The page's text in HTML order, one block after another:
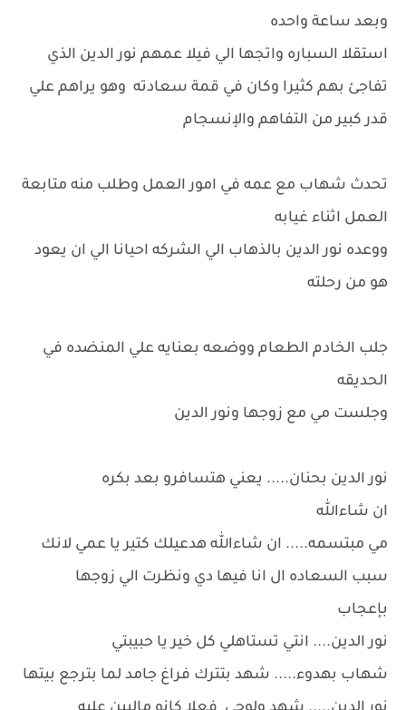
وبعد ساعة واحده
استقلا السباره واتجها الي فيلا عمهم نور الدين الذي
تفاجئ بهم كثيرا وكان في قمة سعادته وهو يراهم علي
قدر كبير من التفاهم والإنسجام
تحدث شهاب مع عمه في امور العمل وطلب منه متابعة
العمل اثناء غيابه
ووعده نور الدين بالذهاب الي الشركه احيانا الي ان يعود
هو من رحلته
جلب الخادم الطعام ووضعه بعنايه علي المنضده في
الحديقه
وجلست مي مع زوجها ونور الدين
نور الدين بحنان..... يعني هتسافرو بعد بكره
ان شاءالله
مي مبتسمه..... ان شاءالله هدعيلك كتير يا عمي لانك
سبب السعاده ال انا فيها دي ونظرت الي زوجها
بإعجاب
نور الدين.... انتي تستاهلي كل خير يا حبيبتي
شهاب بهدوء..... شهد بتترك فراغ جامد لما بترجع بيتها